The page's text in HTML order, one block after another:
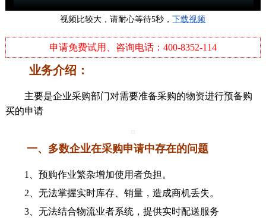
视频比较大，请耐心等待5秒，下载视频
申请免费试用、咨询电话：400-8352-114
业务介绍：
主要是企业采购部门对需要准备采购的物资进行预备购
买的申请
一、多数企业在采购申请中存在的问题
1、预购作业繁杂增加使用者负担。
2、无法掌握实时库存、销量，造成商机丢失。
3、无法结合物流业者系统，提供实时配送服务